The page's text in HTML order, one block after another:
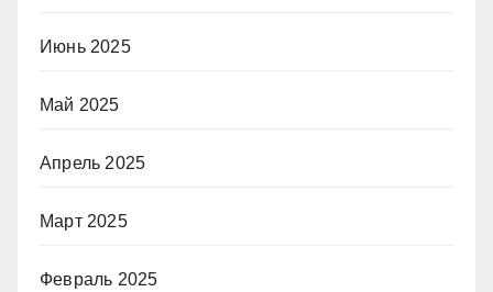
Июнь 2025
Май 2025
Апрель 2025
Март 2025
Февраль 2025